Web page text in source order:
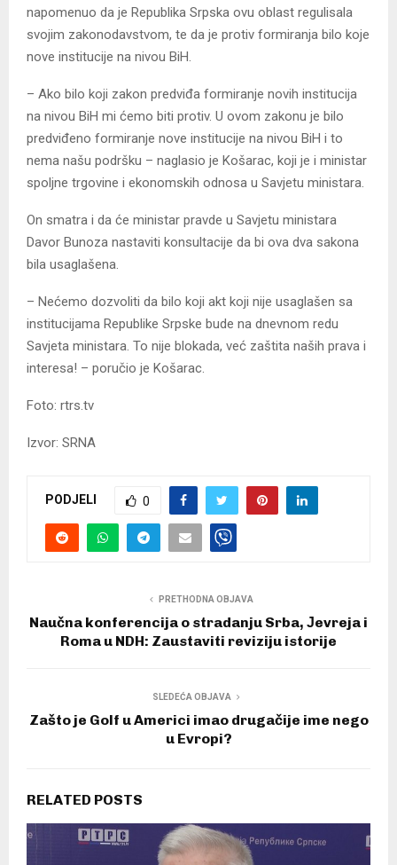
napomenuo da je Republika Srpska ovu oblast regulisala
svojim zakonodavstvom, te da je protiv formiranja bilo koje
nove institucije na nivou BiH.
– Ako bilo koji zakon predviđa formiranje novih institucija
na nivou BiH mi ćemo biti protiv. U ovom zakonu je bilo
predviđeno formiranje nove institucije na nivou BiH i to
nema našu podršku – naglasio je Košarac, koji je i ministar
spoljne trgovine i ekonomskih odnosa u Savjetu ministara.
On smatra i da će ministar pravde u Savjetu ministara
Davor Bunoza nastaviti konsultacije da bi ova dva ѕakona
bila usaglašena.
– Nećemo dozvoliti da bilo koji akt koji nije usaglašen sa
institucijama Republike Srpske bude na dnevnom redu
Savjeta ministara. To nije blokada, već zaštita naših prava i
interesa! – poručio je Košarac.
Foto: rtrs.tv
Izvor: SRNA
PODJELI 0
PRETHODNA OBJAVA
Naučna konferencija o stradanju Srba, Јevreja i
Roma u NDH: Zaustaviti reviziju istorije
SLEDEĆA OBJAVA
Zašto je Golf u Americi imao drugačije ime nego
u Evropi?
RELATED POSTS